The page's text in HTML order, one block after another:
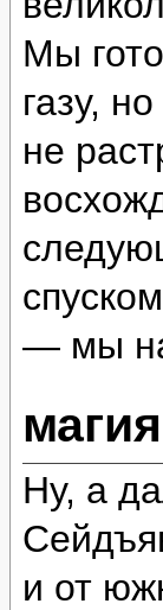
Мы
газу,
не
— мы
Ну, а
и от